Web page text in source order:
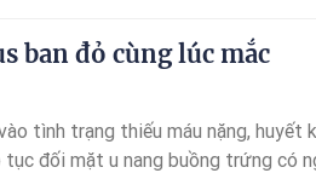
ban đỏ cùng lúc mắc
tình trạng thiếu máu nặng, huyết
đối mặt u nang buồng trứng có